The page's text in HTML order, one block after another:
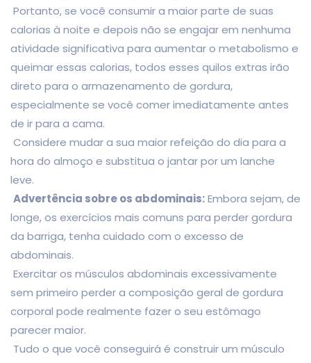
Portanto, se você consumir a maior parte de suas
calorias à noite e depois não se engajar em nenhuma
atividade significativa para aumentar o metabolismo e
queimar essas calorias, todos esses quilos extras irão
direto para o armazenamento de gordura,
especialmente se você comer imediatamente antes
de ir para a cama.
Considere mudar a sua maior refeição do dia para a
hora do almoço e substitua o jantar por um lanche
leve.
Advertência sobre os abdominais:Embora sejam, de
longe, os exercícios mais comuns para perder gordura
da barriga, tenha cuidado com o excesso de
abdominais.
Exercitar os músculos abdominais excessivamente
sem primeiro perder a composição geral de gordura
corporal pode realmente fazer o seu estômago
parecer maior.
Tudo o que você conseguirá é construir um músculo